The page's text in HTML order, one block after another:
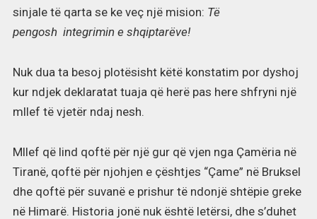
sinjale të qarta se ke veç një mision: Të
pengosh integrimin e shqiptarëve!
Nuk dua ta besoj plotësisht këtë konstatim por dyshoj
kur ndjek deklaratat tuaja që herë pas here shfryni një
mllef të vjetër ndaj nesh.
Mllef që lind qoftë për një gur që vjen nga Çamëria në
Tiranë, qoftë për njohjen e çështjes “Çame” në Bruksel
dhe qoftë për suvanë e prishur të ndonjë shtëpie greke
në Himarë. Historia jonë nuk është letërsi, dhe s’duhet